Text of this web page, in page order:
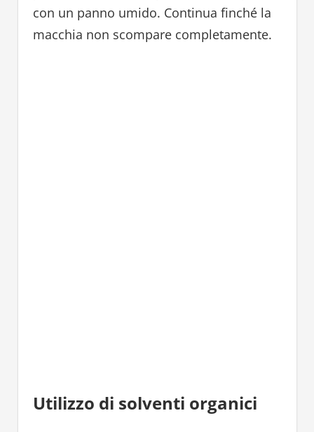
con un panno umido. Continua finché la
macchia non scompare completamente.
Utilizzo di solventi organici